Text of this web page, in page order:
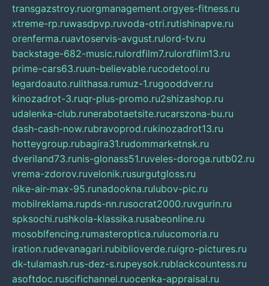
transgazstroy.ruorgmanagement.orgyes-fitness.ru
xtreme-rp.ruwasdpvp.ruvoda-otri.rutishinapve.ru
orenferma.ruavtoservis-avgust.rulord-tv.ru
backstage-682-music.rulordfilm7.rulordfilm13.ru
prime-cars63.ruun-believable.rucodetool.ru
legardoauto.rulithasa.rumuz-1.rugooddver.ru
kinozadrot-3.ruqr-plus-promo.ru2shizashop.ru
udalenka-club.runerabotaetsite.rucarszona-bu.ru
dash-cash-now.rubravoprod.rukinozadrot13.ru
hotteygroup.rubagira31.rudommarketnsk.ru
dveriland73.runis-glonass51.ruveles-doroga.rutb02.ru
vrema-zdorov.ruvelonik.rusurgutgloss.ru
nike-air-max-95.runadookna.rulubov-pic.ru
mobilreklama.rupds-nn.rusocrat2000.ruvgurin.ru
spksochi.rushkola-klassika.rusabeonline.ru
mosoblfencing.rumasteroptica.rulucomoria.ru
iration.rudevanagari.rubiblioverde.ruigro-pictures.ru
dk-tulamash.rus-dez-s.rupeysok.rublackcountess.ru
asoftdoc.ruscifichannel.ruocenka-appraisal.ru